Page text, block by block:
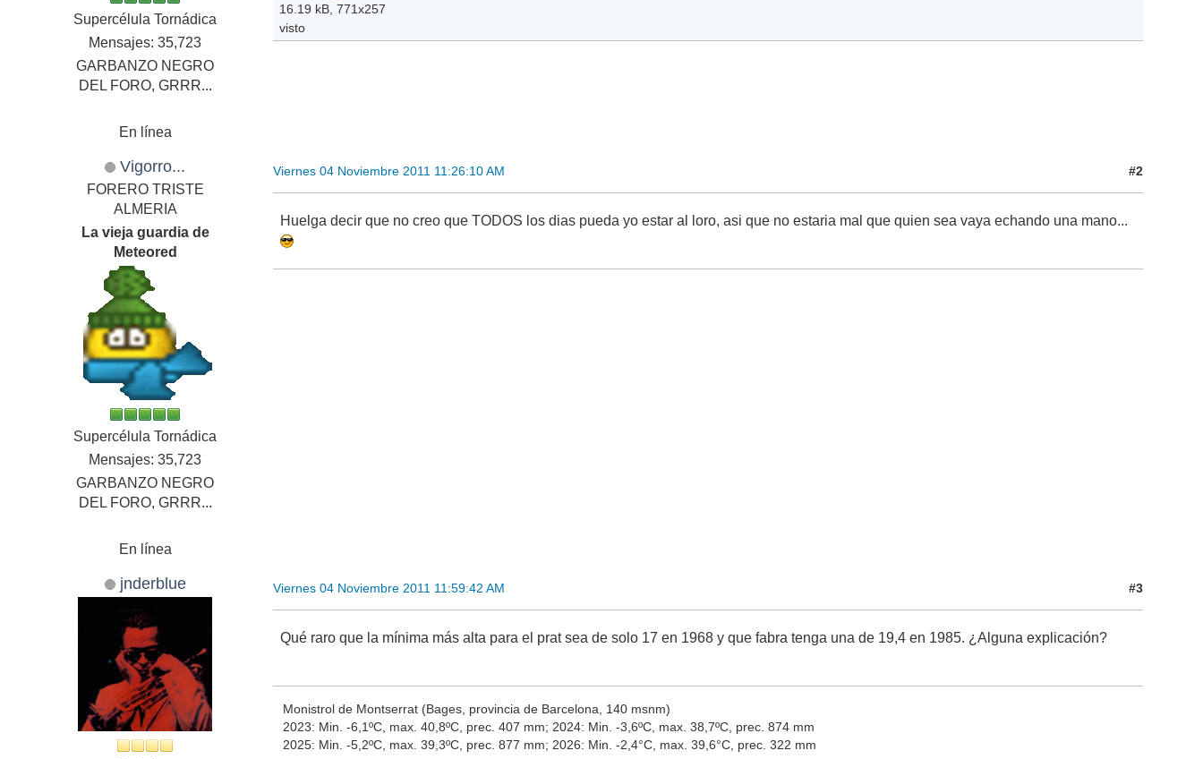
Supercélula Tornádica
Mensajes: 35,723
GARBANZO NEGRO
DEL FORO, GRRR...
En línea
16.19 kB, 771x257
visto
Vigorro...
FORERO TRISTE
ALMERIA
La vieja guardia de
Meteored
Supercélula Tornádica
Mensajes: 35,723
GARBANZO NEGRO
DEL FORO, GRRR...
En línea
Viernes 04 Noviembre 2011 11:26:10 AM #2
Huelga decir que no creo que TODOS los dias pueda yo estar al loro, asi que no estaria mal que quien sea vaya echando una mano...
jnderblue Viernes 04 Noviembre 2011 11:59:42 AM #3
Qué raro que la mínima más alta para el prat sea de solo 17 en 1968 y que fabra tenga una de 19,4 en 1985. ¿Alguna explicación?
Monistrol de Montserrat (Bages, provincia de Barcelona, 140 msnm)
2023: Min. -6,1ºC, max. 40,8ºC, prec. 407 mm; 2024: Min. -3,6ºC, max. 38,7ºC, prec. 874 mm
2025: Min. -5,2ºC, max. 39,3ºC, prec. 877 mm; 2026: Min. -2,4°C, max. 39,6°C, prec. 322 mm